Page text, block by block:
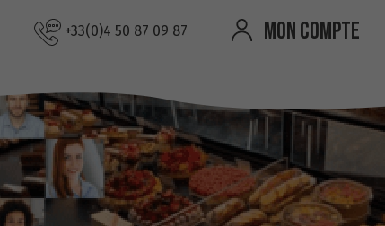
+33(0)4 50 87 09 87 MON COMPTE